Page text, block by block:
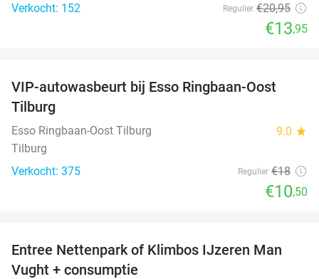
Verkocht: 152
Regulier €20,95
€13,95
42%
VIP-autowasbeurt bij Esso Ringbaan-Oost
Tilburg
Esso Ringbaan-Oost Tilburg 9.0 star
Tilburg
Verkocht: 375
Regulier €18
€10,50
29%
Entree Nettenpark of Klimbos IJzeren Man
Vught + consumptie